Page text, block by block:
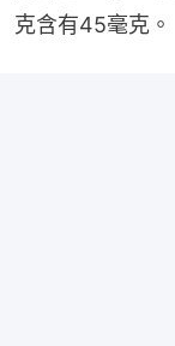
克含有45毫克。